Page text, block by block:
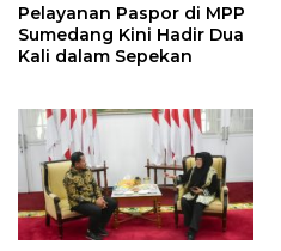
Pelayanan Paspor di MPP
Sumedang Kini Hadir Dua
Kali dalam Sepekan